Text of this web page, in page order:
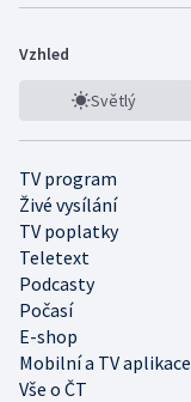
Vzhled
Světlý
TV program
Živé vysílání
TV poplatky
Teletext
Podcasty
Počasí
E-shop
Mobilní a TV aplikace
Vše o ČT